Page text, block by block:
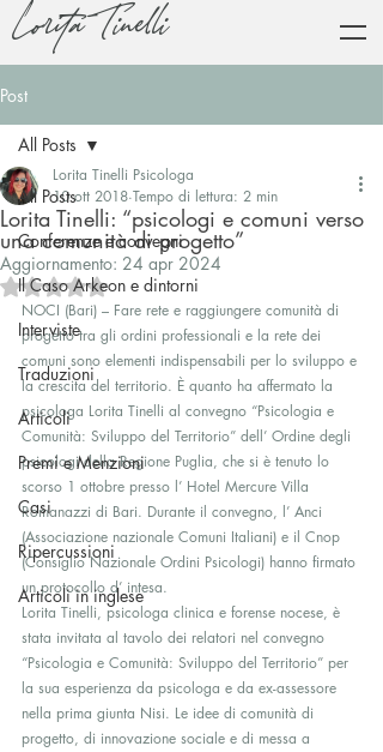
Lorita Tinelli
Post
All Posts
Conferenze e convegni
Il Caso Arkeon e dintorni
Interviste
Traduzioni
Articoli
Premi e Menzioni
Casi
Ripercussioni
Articoli in inglese
All Posts
Lorita Tinelli: “psicologi e comuni verso
una comunità di progetto”
Lorita Tinelli Psicologa
10 ott 2018 Tempo di lettura: 2 min
Aggiornamento: 24 apr 2024
Valutazione NaN stelle su 5.
NOCI (Bari) – Fare rete e raggiungere comunità di
progetto tra gli ordini professionali e la rete dei
comuni sono elementi indispensabili per lo sviluppo e
la crescita del territorio. È quanto ha affermato la
psicologa Lorita Tinelli al convegno “Psicologia e
Comunità: Sviluppo del Territorio” dell’ Ordine degli
psicologi della Regione Puglia, che si è tenuto lo
scorso 1 ottobre presso l’ Hotel Mercure Villa
Romanazzi di Bari. Durante il convegno, l’ Anci
(Associazione nazionale Comuni Italiani) e il Cnop
(Consiglio Nazionale Ordini Psicologi) hanno firmato
un protocollo d’ intesa.
Lorita Tinelli, psicologa clinica e forense nocese, è
stata invitata al tavolo dei relatori nel convegno
“Psicologia e Comunità: Sviluppo del Territorio” per
la sua esperienza da psicologa e da ex-assessore
nella prima giunta Nisi. Le idee di comunità di
progetto, di innovazione sociale e di messa a